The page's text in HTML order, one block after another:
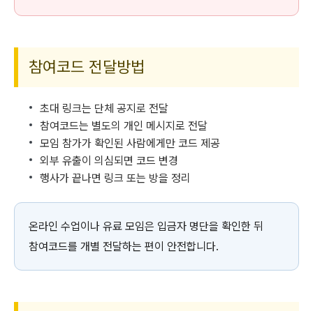
참여코드 전달방법
초대 링크는 단체 공지로 전달
참여코드는 별도의 개인 메시지로 전달
모임 참가가 확인된 사람에게만 코드 제공
외부 유출이 의심되면 코드 변경
행사가 끝나면 링크 또는 방을 정리
온라인 수업이나 유료 모임은 입금자 명단을 확인한 뒤
참여코드를 개별 전달하는 편이 안전합니다.